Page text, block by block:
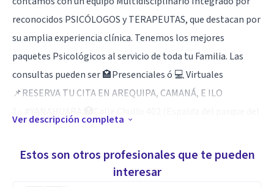
reconocidos PSICÓLOGOS y TERAPEUTAS, que destacan por
su amplia experiencia clínica. Tenemos los mejores
paquetes Psicológicos al servicio de toda tu Familia. Las
consultas pueden ser 🏩Presenciales ó 💻 Virtuales
📌RESERVA TU CITA EN AREQUIPA, CAMANÁ, E ILO
2.- #PAUCARPATA:🏥Calle Ramón Castilla 109 (Espalda Mall
Ver descripción completa
Estos son otros profesionales que te pueden
interesar